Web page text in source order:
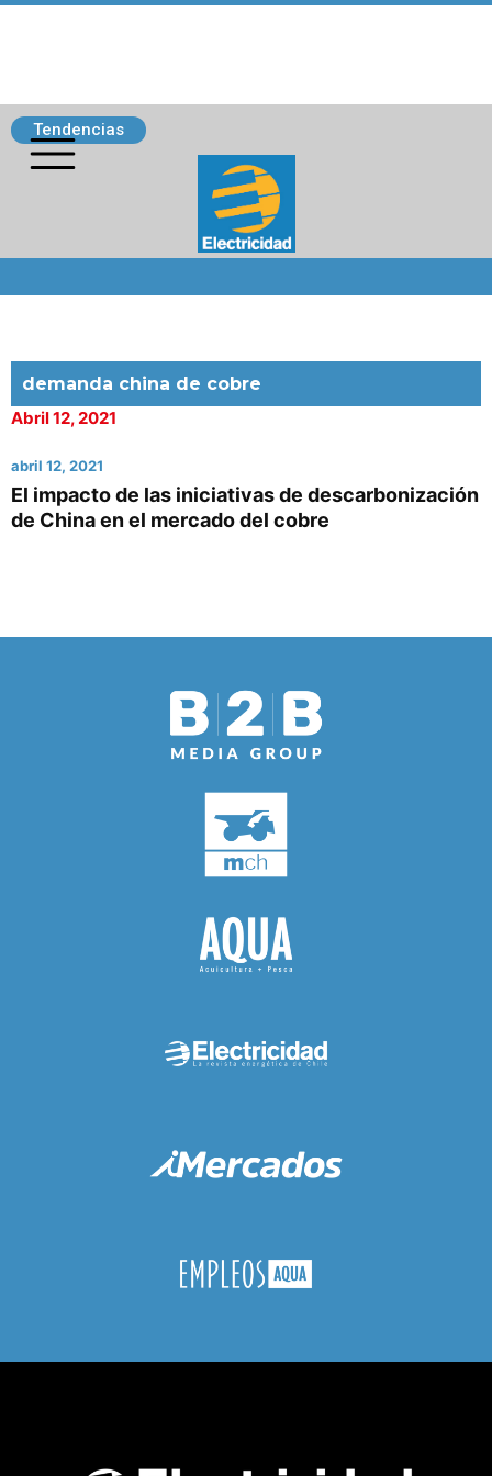
Tendencias
demanda china de cobre
Abril 12, 2021
abril 12, 2021
El impacto de las iniciativas de descarbonización
de China en el mercado del cobre